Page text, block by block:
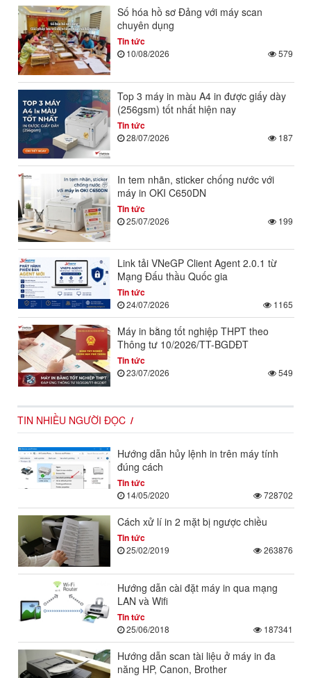
Số hóa hồ sơ Đảng với máy scan
chuyên dụng
Tin tức
10/08/2026 579
Top 3 máy in màu A4 in được giấy dày
(256gsm) tốt nhất hiện nay
Tin tức
28/07/2026 187
In tem nhãn, sticker chống nước với
máy in OKI C650DN
Tin tức
25/07/2026 199
Link tải VNeGP Client Agent 2.0.1 từ
Mạng Đấu thầu Quốc gia
Tin tức
24/07/2026 1165
Máy in bằng tốt nghiệp THPT theo
Thông tư 10/2026/TT-BGDĐT
Tin tức
23/07/2026 549
TIN NHIỀU NGƯỜI ĐỌC
Hướng dẫn hủy lệnh in trên máy tính
đúng cách
Tin tức
14/05/2020 728702
Cách xử lí in 2 mặt bị ngược chiều
Tin tức
25/02/2019 263876
Hướng dẫn cài đặt máy in qua mạng
LAN và Wifi
Tin tức
25/06/2018 187341
Hướng dẫn scan tài liệu ở máy in đa
năng HP, Canon, Brother